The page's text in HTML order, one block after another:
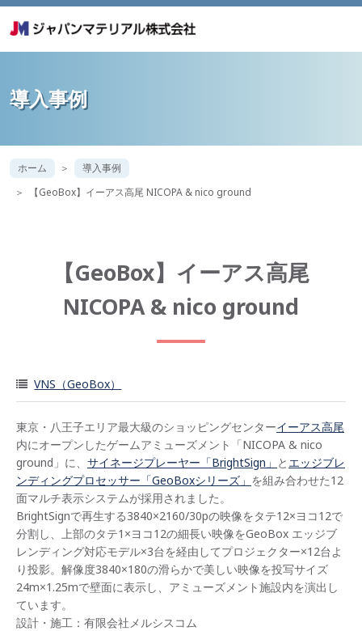
導入事例
ホーム
導入事例
【GeoBox】イーアス高尾 NICOPA & nico ground
【GeoBox】イーアス高尾
NICOPA & nico ground
VNS（GeoBox）
東京・八王子エリア最大級のショッピングセンターイーアス高尾
内にオープンしたゲームアミューズメント「NICOPA & nico
ground」に、 サイネージプレーヤー「BrightSign」 と エッジブレ
ンディングプロセッサー「GeoBoxシリーズ」 を組み合わせた12
面マルチ表示システムが採用されました。
BrightSignで再生する3840×2160/30pの映像をタテ12×ヨコ12で
分割し、上部のタテ1×ヨコ12の細長い映像をGeoBox エッジブ
レンディング対応モデル×3台を経由してプロジェクター×12台よ
り投影。解像度3840×180の滑らかで美しい映像を投写サイズ
24m×1.25mで壁面に表示し、アミューズメント施設内を演出し
ています。
設計・施工：有限会社メルシスコム